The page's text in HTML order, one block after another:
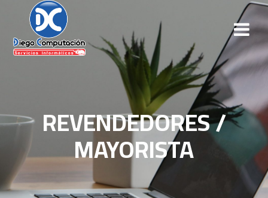
REVENDEDORES /
MAYORISTA